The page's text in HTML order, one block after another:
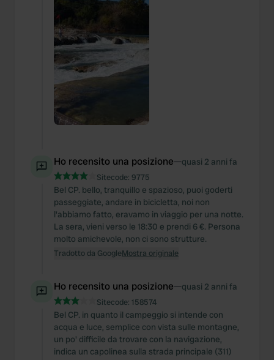
Ho recensito una posizione—quasi 2 anni fa
Sitecode: 9775
Bel CP. bello, tranquillo e spazioso, puoi goderti
passeggiate, andare in bicicletta, noi non
l'abbiamo fatto, eravamo in viaggio per una notte.
La sera, vieni verso le 18:30 e prendi 6 €. Persona
molto amichevole, non ci sono strutture.
Tradotto da GoogleMostra originale
Ho recensito una posizione—quasi 2 anni fa
Sitecode: 158574
Bel CP. in quanto il campeggio si intende con
acqua e luce, semplice con vista sulle montagne,
un po' difficile da trovare con la navigazione,
indica un capolinea sulla strada principale (311)